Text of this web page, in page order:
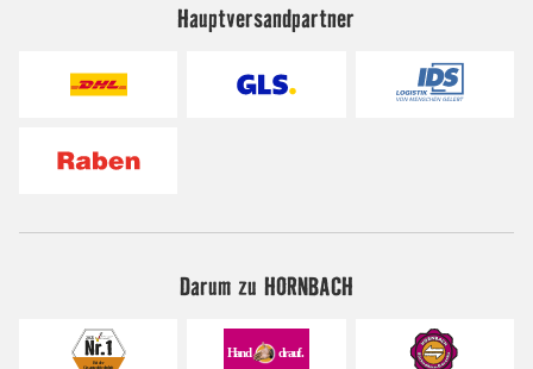
Hauptversandpartner
Darum zu HORNBACH